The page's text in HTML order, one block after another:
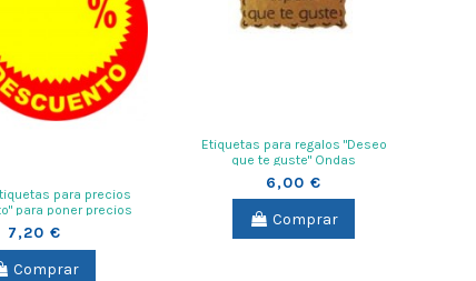
para precios
para poner precios
negocio,...
7,20 €
Comprar
Etiquetas para regalos "Deseo
que te guste" Ondas
6,00 €
Comprar